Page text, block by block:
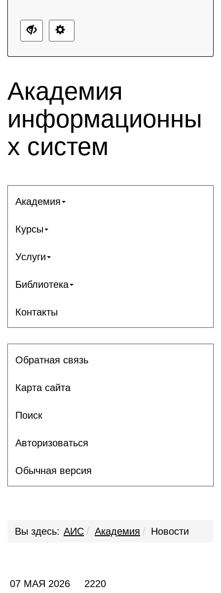
Академия
информационны
х систем
Академия
Курсы
Услуги
Библиотека
Контакты
Обратная связь
Карта сайта
Поиск
Авторизоваться
Обычная версия
Вы здесь: АИС Академия Новости
07 МАЯ 2026 2220